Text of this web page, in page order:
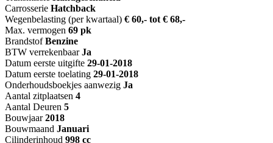
Carrosserie Hatchback
Wegenbelasting (per kwartaal) € 60,- tot € 68,-
Max. vermogen 69 pk
Brandstof Benzine
BTW verrekenbaar Ja
Datum eerste uitgifte 29-01-2018
Datum eerste toelating 29-01-2018
Onderhoudsboekjes aanwezig Ja
Aantal zitplaatsen 4
Aantal Deuren 5
Bouwjaar 2018
Bouwmaand Januari
Cilinderinhoud 998 cc